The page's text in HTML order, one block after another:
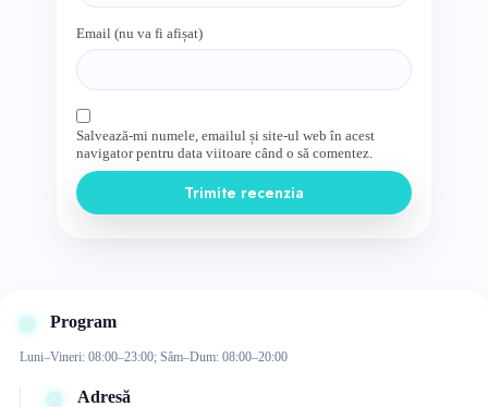
Email (nu va fi afișat)
Salvează-mi numele, emailul și site-ul web în acest
navigator pentru data viitoare când o să comentez.
Trimite recenzia
Program
Luni–Vineri: 08:00–23:00; Sâm–Dum: 08:00–20:00
Adresă